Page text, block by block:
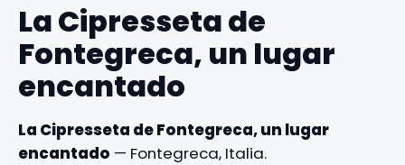
La Cipresseta de
Fontegreca, un lugar
encantado
La Cipresseta de Fontegreca, un lugar
encantado — Fontegreca, Italia.